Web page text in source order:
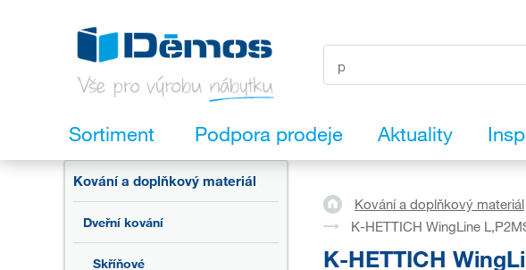
Sortiment Podpora prodeje Aktuality
Kování a doplňkový materiál
Dveřní kování
Skříňové
Kování a doplňkový materiál
K-HETTICH WingLine
K-HETTICH